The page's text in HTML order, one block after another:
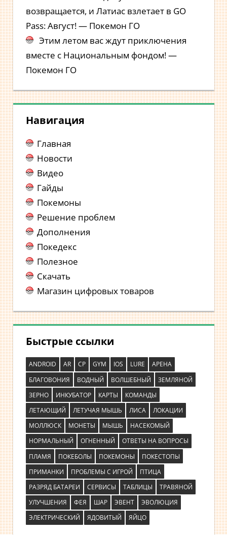
возвращается, и Латиас взлетает в GO
Pass: Август! — Покемон ГО
Этим летом вас ждут приключения
вместе с Национальным фондом! —
Покемон ГО
Навигация
Главная
Новости
Видео
Гайды
Покемоны
Решение проблем
Дополнения
Покедекс
Полезное
Скачать
Магазин цифровых товаров
Быстрые ссылки
ANDROID AR CP GYM IOS LURE
АРЕНА
БЛАГОВОНИЯ
ВОДНЫЙ ВОЛШЕБНЫЙ
ЗЕМЛЯНОЙ
ЗЕРНО
ИНКУБАТОР КАРТЫ
КОМАНДЫ
ЛЕТАЮЩИЙ
ЛЕТУЧАЯ МЫШЬ ЛИСА
ЛОКАЦИИ
МОЛЛЮСК
МОНЕТЫ МЫШЬ
НАСЕКОМЫЙ
НОРМАЛЬНЫЙ
ОГНЕННЫЙ
ОТВЕТЫ НА ВОПРОСЫ
ПЛАМЯ
ПОКЕБОЛЫ ПОКЕМОНЫ
ПОКЕСТОПЫ
ПРИМАНКИ
ПРОБЛЕМЫ С ИГРОЙ
ПТИЦА
РАЗРЯД БАТАРЕИ
СЕРВИСЫ ТАБЛИЦЫ
ТРАВЯНОЙ
УЛУЧШЕНИЯ
ФЕЯ ШАР ЭВЕНТ
ЭВОЛЮЦИЯ
ЭЛЕКТРИЧЕСКИЙ
ЯДОВИТЫЙ ЯЙЦО